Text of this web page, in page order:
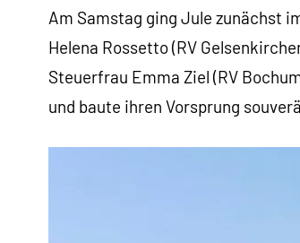
Am Samstag ging Jule zunächst
Helena Rossetto (RV
Steuerfrau Emma Ziel (RV
und baute ihren Vorsprung